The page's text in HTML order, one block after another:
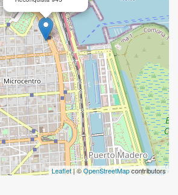
Leaflet| ©OpenStreetMapcontributors